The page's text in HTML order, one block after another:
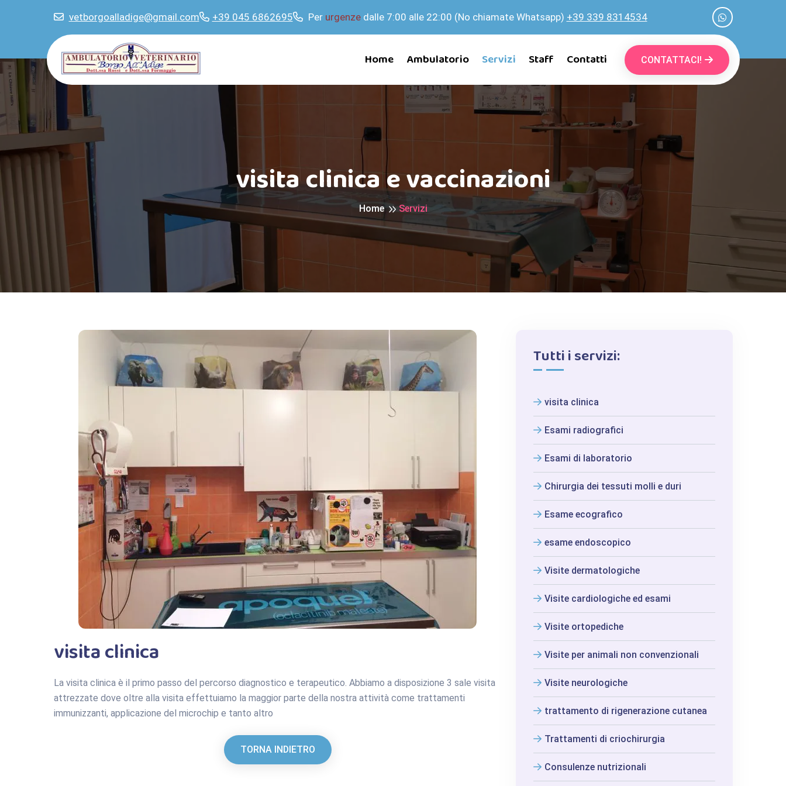
vetborgoalladige@gmail.com +39 045 6862695 Per urgenzedalle 7:00 alle 22:00 (No chiamate Whatsapp) +39 339 8314534
Home Ambulatorio Servizi Staff Contatti CONTATTACI!
visita clinica e vaccinazioni
Home Servizi
visita clinica
La visita clinica è il primo passo del percorso diagnostico e terapeutico. Abbiamo a disposizione 3 sale visita
attrezzate dove oltre alla visita effettuiamo la maggior parte della nostra attività come trattamenti
immunizzanti, applicazione del microchip e tanto altro
TORNA INDIETRO
Tutti i servizi:
visita clinica
Esami radiografici
Esami di laboratorio
Chirurgia dei tessuti molli e duri
Esame ecografico
esame endoscopico
Visite dermatologiche
Visite cardiologiche ed esami
Visite ortopediche
Visite per animali non convenzionali
Visite neurologiche
trattamento di rigenerazione cutanea
Trattamenti di criochirurgia
Consulenze nutrizionali